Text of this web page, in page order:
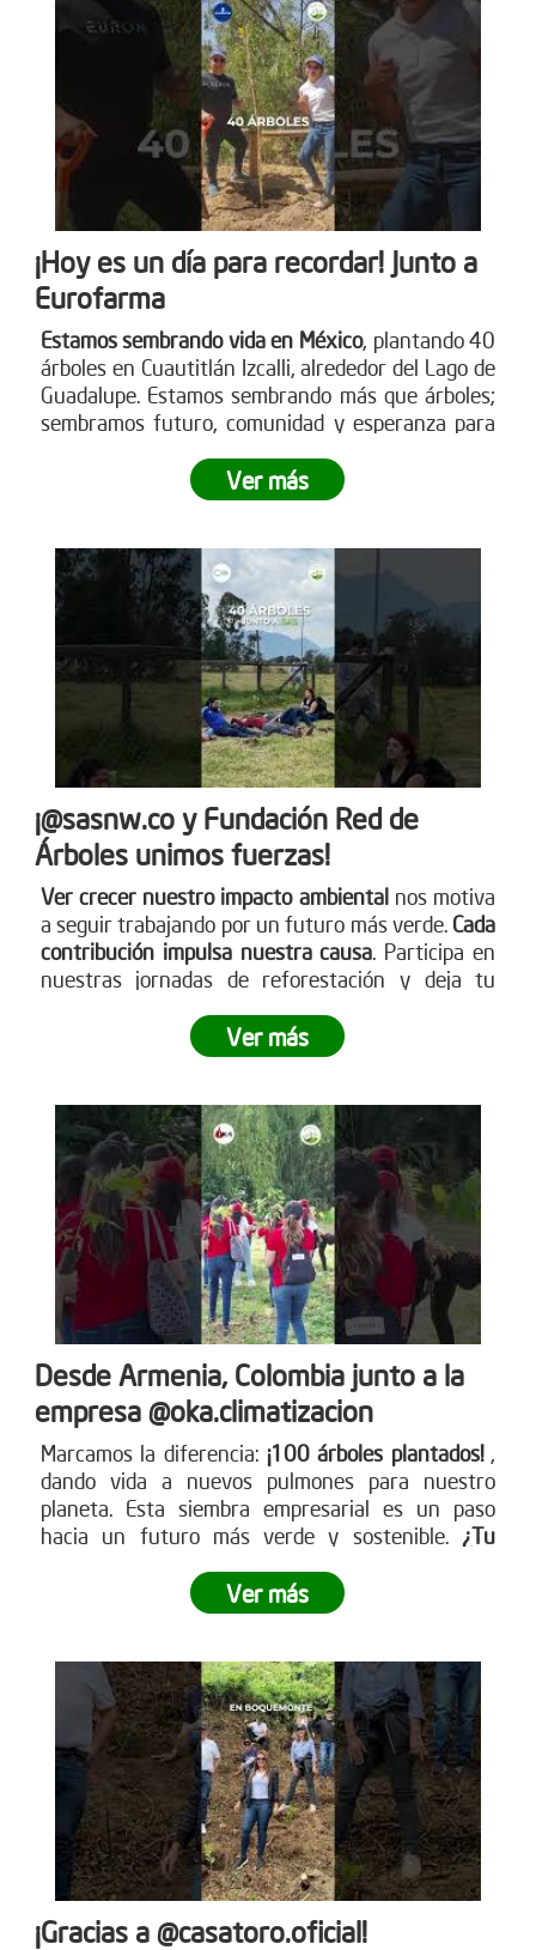
¡Hoy es un día para recordar! Junto a
Eurofarma
Estamos sembrando vida en México, plantando 40
árboles en Cuautitlán Izcalli, alrededor del Lago de
Guadalupe. Estamos sembrando más que árboles;
sembramos futuro, comunidad y esperanza para
revolución verde?
Ver más
¡@sasnw.co y Fundación Red de
Árboles unimos fuerzas!
Ver crecer nuestro impacto ambientalnos motiva
a seguir trabajando por un futuro más verde.Cada
contribución impulsa nuestra causa. Participa en
nuestras jornadas de reforestación y deja tu
visitando nuestra página web
www.reddearboles.org
Ver más
Desde Armenia, Colombia junto a la
empresa @oka.climatizacion
Marcamos la diferencia: ¡100 árboles plantados! ,
dando vida a nuevos pulmones para nuestro
planeta. Esta siembra empresarial es un paso
hacia un futuro más verde y sostenible. ¿Tu
Ver más
¡Gracias a @casatoro.oficial!